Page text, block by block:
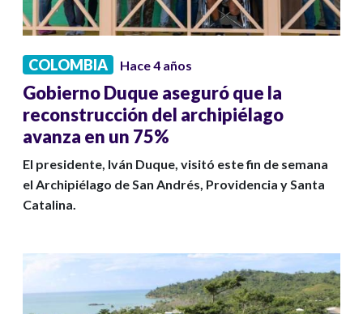
COLOMBIA Hace 4 años
Gobierno Duque aseguró que la
reconstrucción del archipiélago
avanza en un 75%
El presidente, Iván Duque, visitó este fin de semana
el Archipiélago de San Andrés, Providencia y Santa
Catalina.